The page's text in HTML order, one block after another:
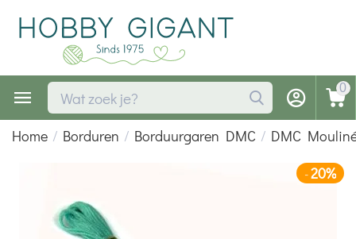
0
Home / Borduren / Borduurgaren DMC / DMC
-20%